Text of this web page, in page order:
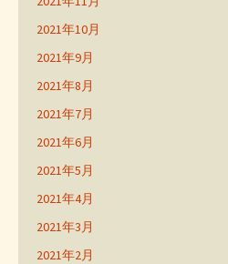
2021年10月
2021年9月
2021年8月
2021年7月
2021年6月
2021年5月
2021年4月
2021年3月
2021年2月